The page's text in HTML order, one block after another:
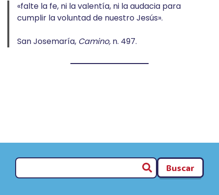
«falte la fe, ni la valentía, ni la audacia para
cumplir la voluntad de nuestro Jesús».
San Josemaría, Camino, n. 497.
Buscar